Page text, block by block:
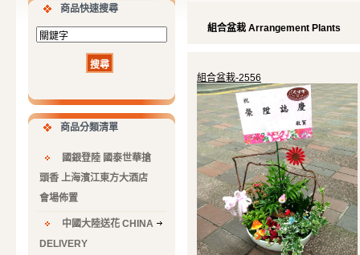
商品快速搜尋
商品分類清單
國銀登陸 國泰世華搶
頭香 上海濱江東方大酒店
會場佈置
中國大陸送花 CHINA
DELIVERY
組合盆栽 Arrangement Plants
組合盆栽-2556